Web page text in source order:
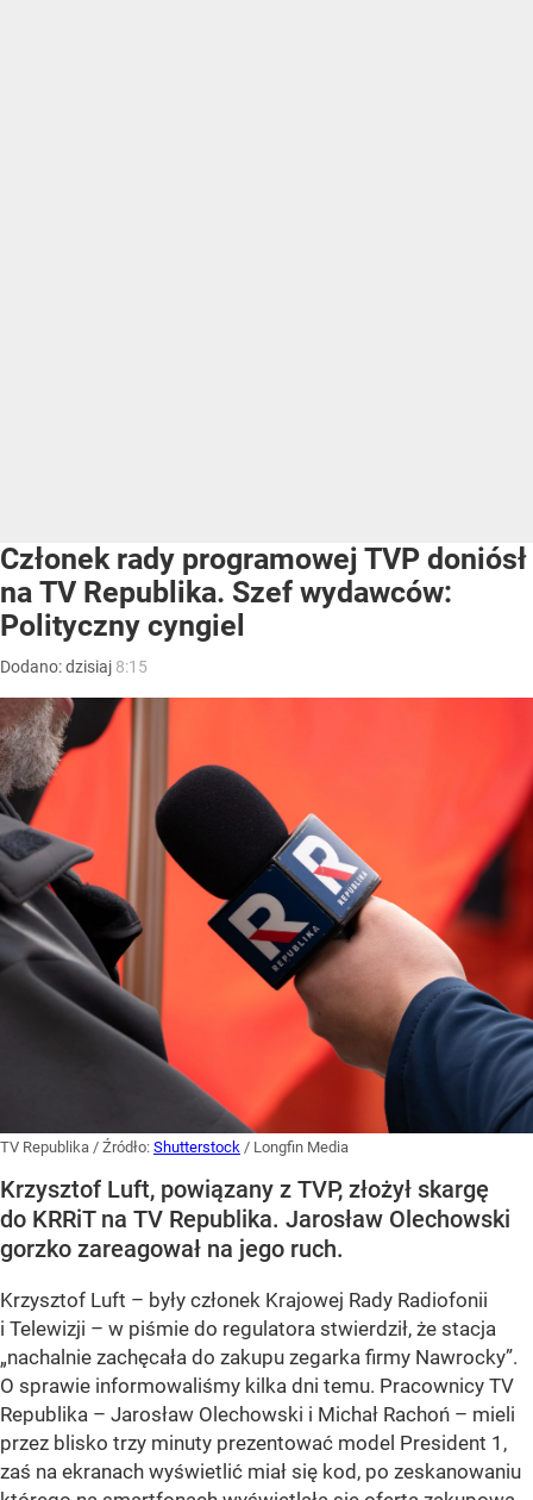
Członek rady programowej TVP doniósł
na TV Republika. Szef wydawców:
Polityczny cyngiel
Dodano:dzisiaj 8:15
TV Republika / Źródło: Shutterstock / Longfin Media
Krzysztof Luft, powiązany z TVP, złożył skargę
do KRRiT na TV Republika. Jarosław Olechowski
gorzko zareagował na jego ruch.
Krzysztof Luft – były członek Krajowej Rady Radiofonii
i Telewizji – w piśmie do regulatora stwierdził, że stacja
„nachalnie zachęcała do zakupu zegarka firmy Nawrocky”.
O sprawie informowaliśmy kilka dni temu. Pracownicy TV
Republika – Jarosław Olechowski i Michał Rachoń – mieli
przez blisko trzy minuty prezentować model President 1,
zaś na ekranach wyświetlić miał się kod, po zeskanowaniu